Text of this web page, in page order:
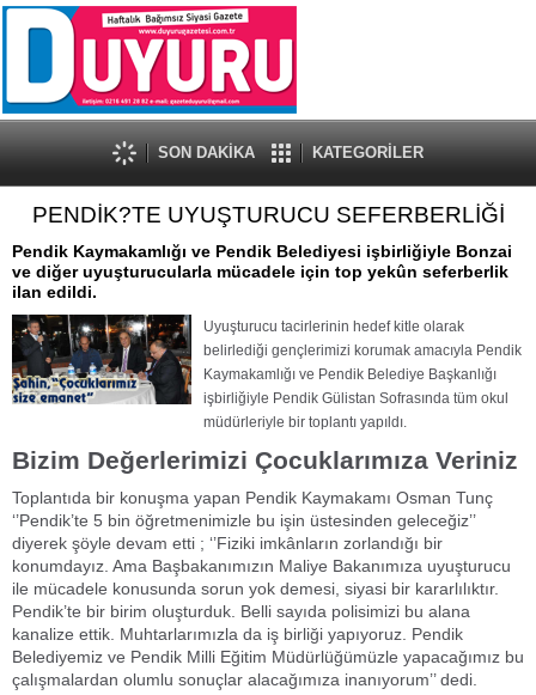
SON DAKİKA KATEGORİLER
PENDİK?TE UYUŞTURUCU SEFERBERLİĞİ
Pendik Kaymakamlığı ve Pendik Belediyesi işbirliğiyle Bonzai
ve diğer uyuşturucularla mücadele için top yekûn seferberlik
ilan edildi.
Uyuşturucu tacirlerinin hedef kitle olarak
belirlediği gençlerimizi korumak amacıyla Pendik
Kaymakamlığı ve Pendik Belediye Başkanlığı
işbirliğiyle Pendik Gülistan Sofrasında tüm okul
müdürleriyle bir toplantı yapıldı.
Bizim Değerlerimizi Çocuklarımıza Veriniz
Toplantıda bir konuşma yapan Pendik Kaymakamı Osman Tunç
‘’Pendik’te 5 bin öğretmenimizle bu işin üstesinden geleceğiz’’
diyerek şöyle devam etti ; ‘’Fiziki imkânların zorlandığı bir
konumdayız. Ama Başbakanımızın Maliye Bakanımıza uyuşturucu
ile mücadele konusunda sorun yok demesi, siyasi bir kararlılıktır.
Pendik’te bir birim oluşturduk. Belli sayıda polisimizi bu alana
kanalize ettik. Muhtarlarımızla da iş birliği yapıyoruz. Pendik
Belediyemiz ve Pendik Milli Eğitim Müdürlüğümüzle yapacağımız bu
çalışmalardan olumlu sonuçlar alacağımıza inanıyorum’’ dedi.